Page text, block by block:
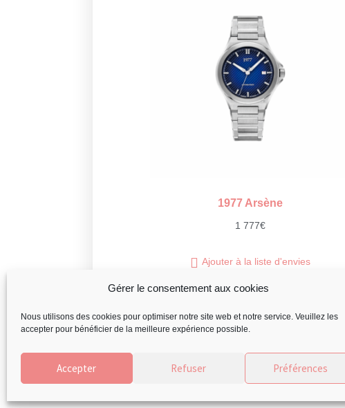
Gérer le consentement aux cookies
Nous utilisons des cookies pour optimiser notre site web et notre service. Veuillez les
accepter pour bénéficier de la meilleure expérience possible.
Accepter Refuser Préférences
1977 Arsène
1 777€
Ajouter à la liste d'envies